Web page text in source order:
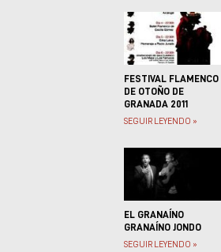
FESTIVAL FLAMENCO
DE OTOÑO DE
GRANADA 2011
SEGUIR LEYENDO »
EL GRANAÍNO
GRANAÍNO JONDO
SEGUIR LEYENDO »